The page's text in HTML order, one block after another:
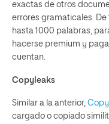
exactas de otros
errores gramaticales.
hasta 1000 palabras,
hacerse premium y
cuentan.
Copyleaks
Similar a la anterior,
cargado o copiado